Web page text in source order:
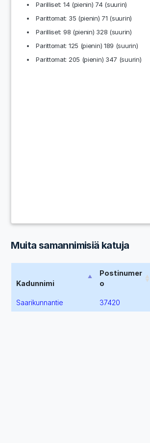
Parilliset: 14 (pienin) 74 (suurin)
Parittomat: 35 (pienin) 71 (suurin)
Parilliset: 98 (pienin) 328 (suurin)
Parittomat: 125 (pienin) 189 (suurin)
Parittomat: 205 (pienin) 347 (suurin)
Muita samannimisiä katuja
Kadunnimi
Postinumer
o
Saarikunnantie 37420